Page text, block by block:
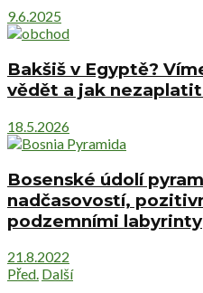
9.6.2025
Bakšiš v Egyptě?
vědět a jak
18.5.2026
Bosenské údolí
nadčasovostí,
podzemními labyrinty
21.8.2022
Před. Další